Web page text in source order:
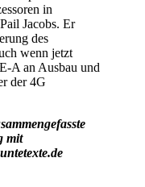
in
Jacobs. Er
des
wenn jetzt
A an Ausbau und
der 4G
mit